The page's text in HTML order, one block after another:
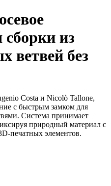
сборки из
ветвей без
Costa и Nicolò Tallone,
с быстрым замком для
Система принимает
природный материал с
печатных элементов.